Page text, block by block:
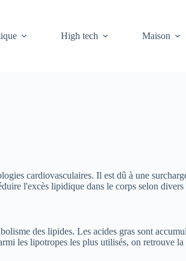
High tech Maison
cardiovasculaires. Il est dû à une
l'excès lipidique dans le corps selon
des lipides. Les acides gras sont
les lipotropes les plus utilisés, on retrouve la